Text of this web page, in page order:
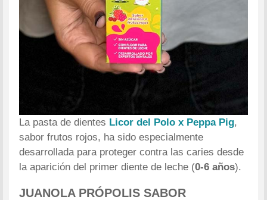
La pasta de dientes Licor del Polo x Peppa Pig,
sabor frutos rojos, ha sido especialmente
desarrollada para proteger contra las caries desde
la aparición del primer diente de leche (0-6 años).
JUANOLA PRÓPOLIS SABOR